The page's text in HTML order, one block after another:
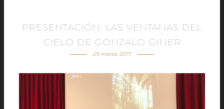
PRESENTACIÓN: LAS VENTANAS DEL
CIELO DE GONZALO GINER
29 marzo, 2017